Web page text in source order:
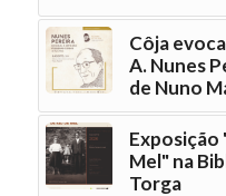
Côja
A. Nunes
de Nuno
Exposição
Mel" na
Torga